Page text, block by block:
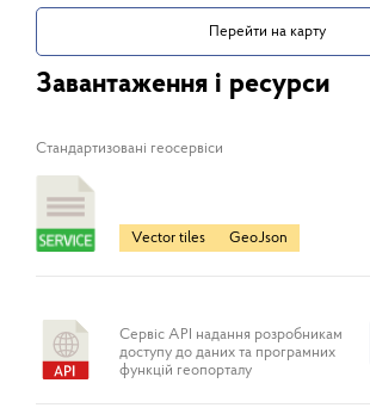
Завантаження і ресурси
Cтандартизовані геосервіси
Vector tiles GeoJson
Сервіс API надання розробникам
доступу до даних та програмних
функцій геопорталу
Перейти на карту